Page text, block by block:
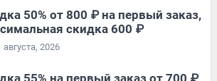
50% от 800 ₽ на первый заказ,
скидка 600 ₽
2026